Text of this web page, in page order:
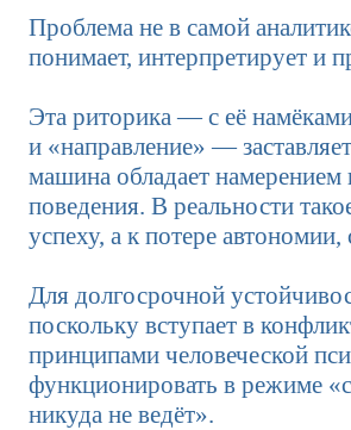
Проблема не в самой
понимает, интерпретирует и
Эта риторика — с её
и «направление» —
машина обладает
поведения. В реальности
успеху, а к потере
Для долгосрочной
поскольку вступает в
принципами человеческой
функционировать в режиме
никуда не ведёт».